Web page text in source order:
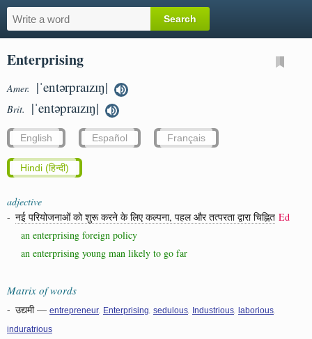
Enterprising
Amer. |ˈentərpraɪzɪŋ|
Brit. |ˈentəpraɪzɪŋ|
English Español Français
Hindi (हिन्दी)
adjective
- नई परियोजनाओं को शुरू करने के लिए कल्पना, पहल और तत्परता द्वारा चिह्नित Ed
an enterprising foreign policy
an enterprising young man likely to go far
Matrix of words
- उद्यमी— entrepreneur Enterprising sedulous Industrious laborious
induratrious